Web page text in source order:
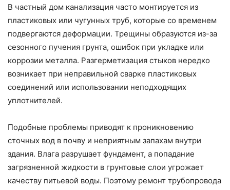
В частный дом канализация часто монтируется из
пластиковых или чугунных труб, которые со временем
подвергаются деформации. Трещины образуются из-за
сезонного пучения грунта, ошибок при укладке или
коррозии металла. Разгерметизация стыков нередко
возникает при неправильной сварке пластиковых
соединений или использовании неподходящих
уплотнителей.
Подобные проблемы приводят к проникновению
сточных вод в почву и неприятным запахам внутри
здания. Влага разрушает фундамент, а попадание
загрязненной жидкости в грунтовые слои угрожает
качеству питьевой воды. Поэтому ремонт трубопровода